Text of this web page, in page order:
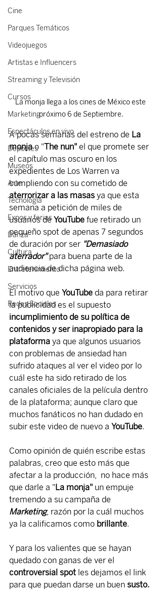
Cine
Parques Temáticos
Videojuegos
Artistas e Influencers
Streaming y Televisión
Cursos
Marketing
Espectáculos en vivo
Deportes
Museos
Arte
Tecnología
Expos y ferias
Danza
Cultura
Entretenimiento
Servicios
Redes Sociales
La monja llega a los cines de México este
próximo 6 de Septiembre.
A pocas semanas del estreno de La
monja o "The nun" el que promete ser
el capítulo mas oscuro en los
expedientes de Los Warren va
cumpliendo con su cometido de
aterrorizar a las masas ya que esta
semana a petición de miles de
usuarios de YouTube fue retirado un
pequeño spot de apenas 7 segundos
de duración por ser "Demasiado
aterrador" para buena parte de la
audiencia de dicha página web.
El motivo que YouTube da para retirar
la publicidad es el supuesto
incumplimiento de su política de
contenidos y ser inapropiado para la
plataforma ya que algunos usuarios
con problemas de ansiedad han
sufrido ataques al ver el video por lo
cuál este ha sido retirado de los
canales oficiales de la película dentro
de la plataforma; aunque claro que
muchos fanáticos no han dudado en
subir este video de nuevo a YouTube.
Como opinión de quién escribe estas
palabras, creo que esto más que
afectar a la producción,  no hace más
que darle a "La monja" un empuje
tremendo a su campaña de
Marketing, razón por la cuál muchos
ya la calificamos como brillante.
Y para los valientes que se hayan
quedado con ganas de ver el
controversial spot les dejamos el link
para que puedan darse un buen susto.